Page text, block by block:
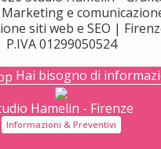
e
siti web e SEO |
P.IVA 01299050524
Hai bisogno di
Hamelin - Firenze
Informazioni & Preventivi